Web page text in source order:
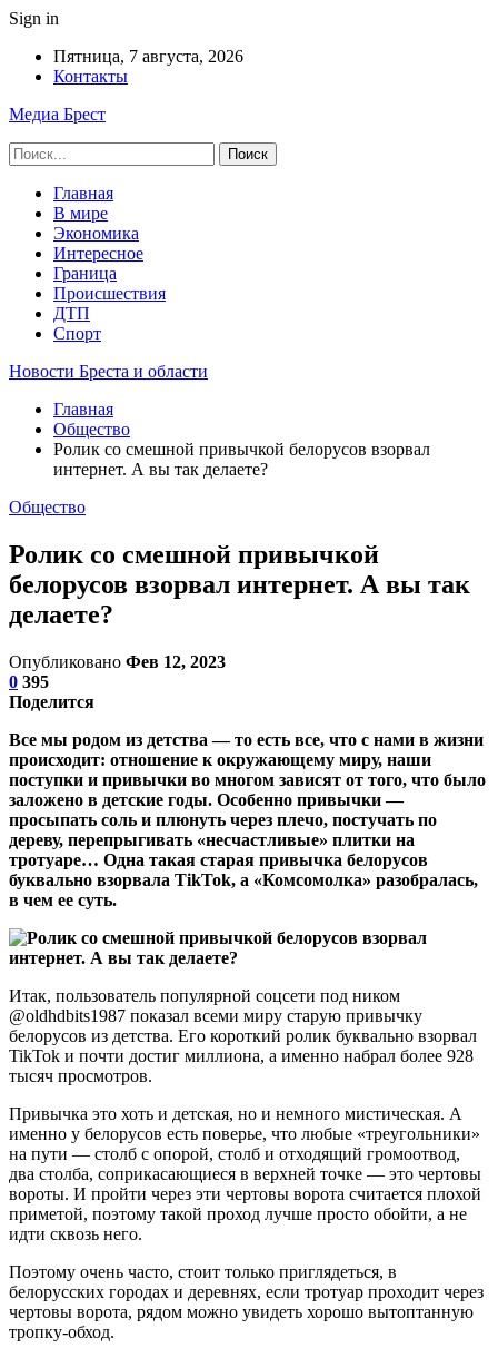
Sign in
Пятница, 7 августа, 2026
Контакты
Медиа Брест
Главная
В мире
Экономика
Интересное
Граница
Происшествия
ДТП
Спорт
Новости Бреста и области
Главная
Общество
Ролик со смешной привычкой белорусов взорвал
интернет. А вы так делаете?
Общество
Ролик со смешной привычкой
белорусов взорвал интернет. А вы так
делаете?
Опубликовано Фев 12, 2023
0 395
Поделится
Все мы родом из детства — то есть все, что с нами в жизни
происходит: отношение к окружающему миру, наши
поступки и привычки во многом зависят от того, что было
заложено в детские годы. Особенно привычки —
просыпать соль и плюнуть через плечо, постучать по
дереву, перепрыгивать «несчастливые» плитки на
тротуаре… Одна такая старая привычка белорусов
буквально взорвала TikTok, а «Комсомолка» разобралась,
в чем ее суть.
Итак, пользователь популярной соцсети под ником
@oldhdbits1987 показал всеми миру старую привычку
белорусов из детства. Его короткий ролик буквально взорвал
TikTok и почти достиг миллиона, а именно набрал более 928
тысяч просмотров.
Привычка это хоть и детская, но и немного мистическая. А
именно у белорусов есть поверье, что любые «треугольники»
на пути — столб с опорой, столб и отходящий громоотвод,
два столба, соприкасающиеся в верхней точке — это чертовы
вороты. И пройти через эти чертовы ворота считается плохой
приметой, поэтому такой проход лучше просто обойти, а не
идти сквозь него.
Поэтому очень часто, стоит только приглядеться, в
белорусских городах и деревнях, если тротуар проходит через
чертовы ворота, рядом можно увидеть хорошо вытоптанную
тропку-обход.